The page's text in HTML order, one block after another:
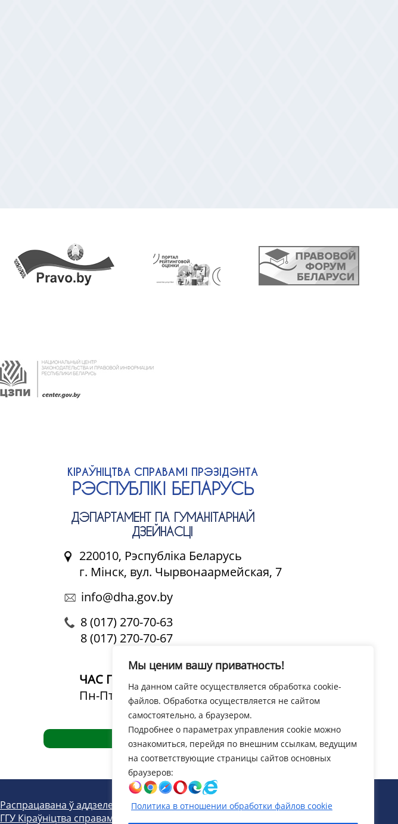
Мы ценим вашу приватность!
На данном сайте осуществляется обработка cookie-
файлов. Обработка осуществляется не сайтом
самостоятельно, а браузером.
Подробнее о параметрах управления cookie можно
ознакомиться, перейдя по внешним ссылкам, ведущим
на соответствующие страницы сайтов основных
браузеров:
Политика в отношении обработки файлов cookie
КІРАЎНІЦТВА СПРАВАМІ ПРЭЗІДЭНТА
РЭСПУБЛІКІ БЕЛАРУСЬ
ДЭПАРТАМЕНТ ПА ГУМАНІТАРНАЙ
ДЗЕЙНАСЦІ
220010, Рэспубліка Беларусь
г. Мінск, вул. Чырвонаармейская, 7
info@dha.gov.by
8 (017) 270-70-63
8 (017) 270-70-67
ЧАС ПРАЦЫ:
Пн-Пт: 09.00-13.00
14.00-18.00
Усе кантакты
Распрацавана ў аддзеле web-праектавання і дызайну
ГГУ Кіраўніцтва справамі Прэзідэнта Рэспублікі Беларусь